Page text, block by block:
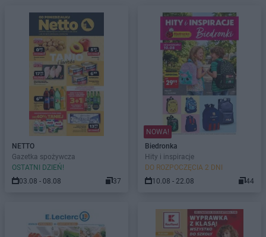
NETTO
Gazetka spożywcza
OSTATNI DZIEŃ!
03.08 - 08.08
37
NOWA!
Biedronka
Hity i inspiracje
DO ROZPOCZĘCIA 2 DNI
10.08 - 22.08
44